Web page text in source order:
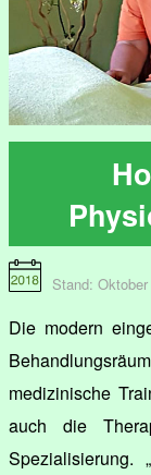
Stand:
Die modern
medizinische
auch die
Spezialisierung.